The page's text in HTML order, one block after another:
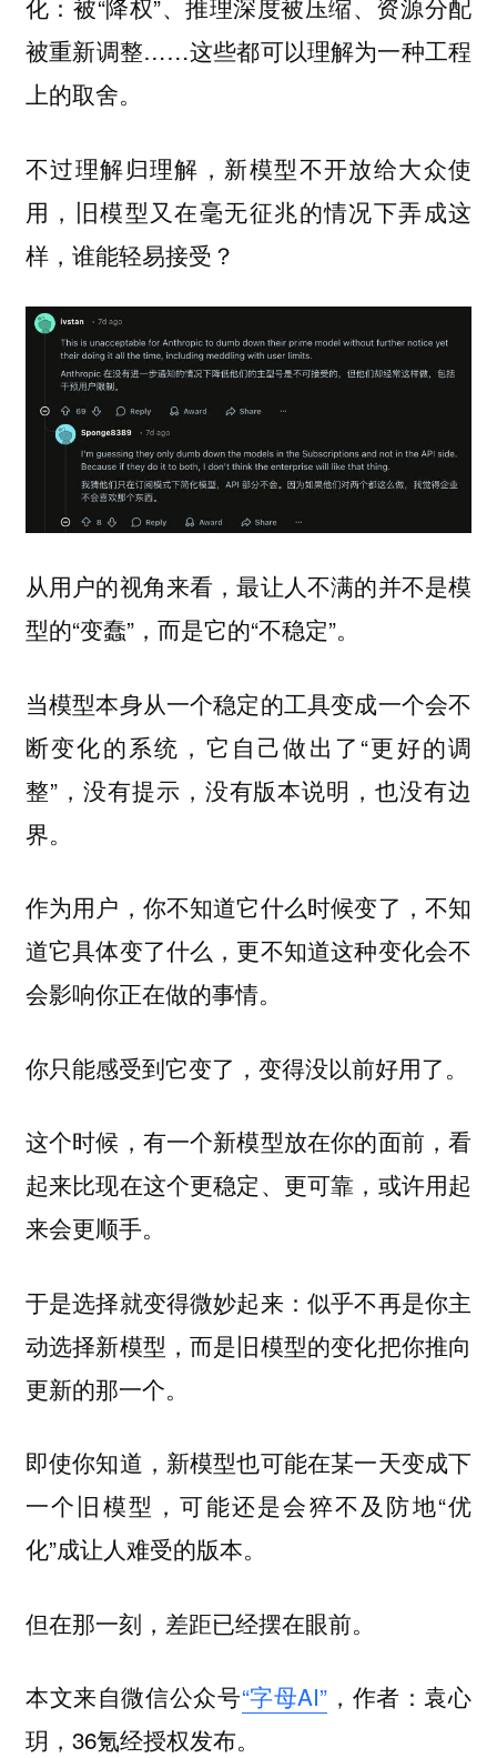
化：被“降权”、推理深度被压缩、资源分配
被重新调整……这些都可以理解为一种工程
上的取舍。
不过理解归理解，新模型不开放给大众使
用，旧模型又在毫无征兆的情况下弄成这
样，谁能轻易接受？
从用户的视角来看，最让人不满的并不是模
型的“变蠢”，而是它的“不稳定”。
当模型本身从一个稳定的工具变成一个会不
断变化的系统，它自己做出了“更好的调
整”，没有提示，没有版本说明，也没有边
界。
作为用户，你不知道它什么时候变了，不知
道它具体变了什么，更不知道这种变化会不
会影响你正在做的事情。
你只能感受到它变了，变得没以前好用了。
这个时候，有一个新模型放在你的面前，看
起来比现在这个更稳定、更可靠，或许用起
来会更顺手。
于是选择就变得微妙起来：似乎不再是你主
动选择新模型，而是旧模型的变化把你推向
更新的那一个。
即使你知道，新模型也可能在某一天变成下
一个旧模型，可能还是会猝不及防地“优
化”成让人难受的版本。
但在那一刻，差距已经摆在眼前。
本文来自微信公众号“字母AI” ，作者：袁心
玥，36氪经授权发布。